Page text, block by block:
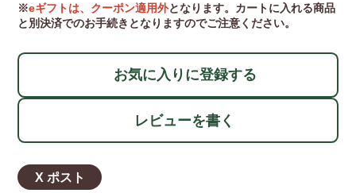
※eギフトは、クーポン適用外となります。カートに入れる商品
と別決済でのお手続きとなりますのでご注意ください。
お気に入りに登録する
レビューを書く
X ポスト